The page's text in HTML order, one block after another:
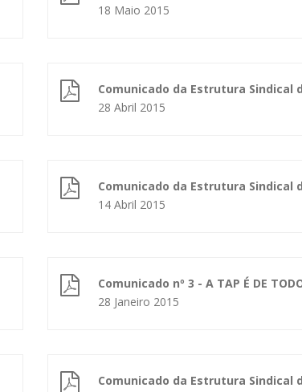
18 Maio 2015
Comunicado da Estrutura Sindical
28 Abril 2015
Comunicado da Estrutura Sindical
14 Abril 2015
Comunicado nº 3 - A TAP É DE
28 Janeiro 2015
Comunicado da Estrutura Sindical